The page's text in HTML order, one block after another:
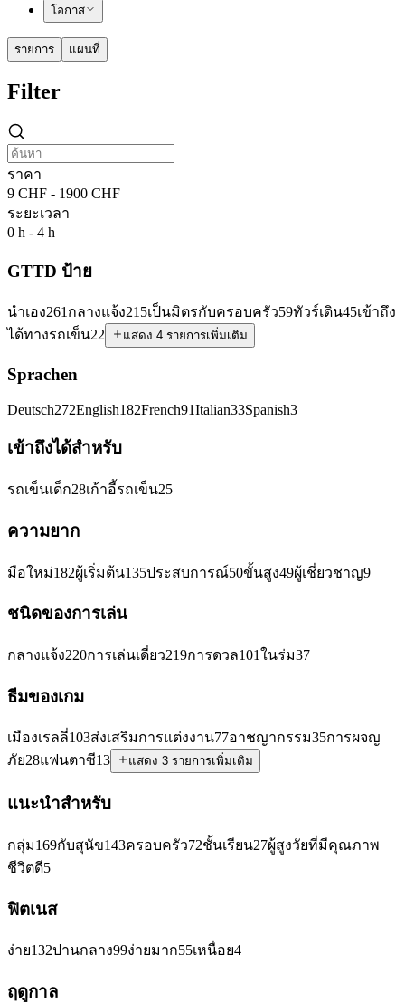
โอกาส
รายการ แผนที่
Filter
ราคา
9 CHF - 1900 CHF
ระยะเวลา
0 h - 4 h
GTTD ป้าย
นำเอง261 กลางแจ้ง215เป็นมิตรกับครอบครัว59ทัวร์เดิน45เข้าถึง
ได้ทางรถเข็น22 แสดง 4 รายการเพิ่มเติม
Sprachen
Deutsch272English182French91Italian33Spanish3
เข้าถึงได้สำหรับ
รถเข็นเด็ก28เก้าอี้รถเข็น25
ความยาก
มือใหม่182ผู้เริ่มต้น135ประสบการณ์50ขั้นสูง49ผู้เชี่ยวชาญ9
ชนิดของการเล่น
กลางแจ้ง220การเล่นเดี่ยว219การดวล101ในร่ม37
ธีมของเกม
เมืองเรลลี่103ส่งเสริมการแต่งงาน77อาชญากรรม35การผจญ
ภัย28แฟนตาซี13 แสดง 3 รายการเพิ่มเติม
แนะนำสำหรับ
กลุ่ม169กับสุนัข143ครอบครัว72ชั้นเรียน27ผู้สูงวัยที่มีคุณภาพ
ชีวิตดี5
ฟิตเนส
ง่าย132ปานกลาง99ง่ายมาก55เหนื่อย4
ฤดูกาล